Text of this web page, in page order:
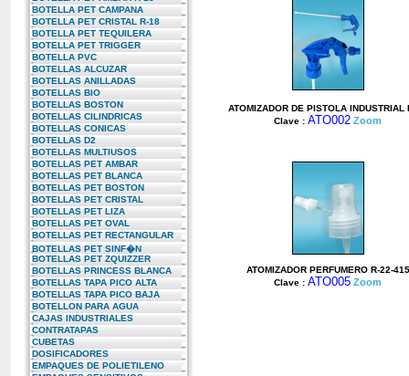
BOTELLA PET CAMPANA
BOTELLA PET CRISTAL R-18
BOTELLA PET TEQUILERA
BOTELLA PET TRIGGER
BOTELLA PVC
BOTELLAS ALCUZAR
BOTELLAS ANILLADAS
BOTELLAS BIO
BOTELLAS BOSTON
BOTELLAS CILINDRICAS
BOTELLAS CONICAS
BOTELLAS D2
BOTELLAS MULTIUSOS
BOTELLAS PET AMBAR
BOTELLAS PET BLANCA
BOTELLAS PET BOSTON
BOTELLAS PET CRISTAL
BOTELLAS PET LIZA
BOTELLAS PET OVAL
BOTELLAS PET RECTANGULAR
BOTELLAS PET SINF�N
BOTELLAS PET ZQUIZZER
BOTELLAS PRINCESS BLANCA
BOTELLAS TAPA PICO ALTA
BOTELLAS TAPA PICO BAJA
BOTELLON PARA AGUA
CAJAS INDUSTRIALES
CONTRATAPAS
CUBETAS
DOSIFICADORES
EMPAQUES DE POLIETILENO
ATOMIZADOR DE PISTOLA INDUSTRIAL
Clave : ATO002 Zoom
ATOMIZADOR PERFUMERO R-22-415
Clave : ATO005 Zoom